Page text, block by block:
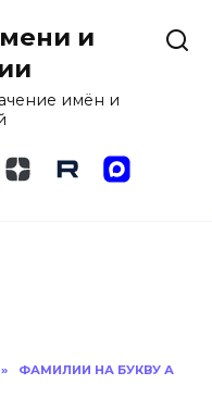
и
имён и
» ФАМИЛИИ НА БУКВУ А